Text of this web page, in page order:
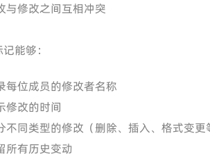
与修改之间互相冲突
能够：
每位成员的修改者名称
修改的时间
不同类型的修改（删除、插入、格式变更
所有历史变动